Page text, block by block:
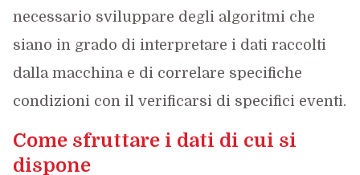
necessario sviluppare degli algoritmi che
siano in grado di interpretare i dati raccolti
dalla macchina e di correlare specifiche
condizioni con il verificarsi di specifici eventi.
Come sfruttare i dati di cui si
dispone